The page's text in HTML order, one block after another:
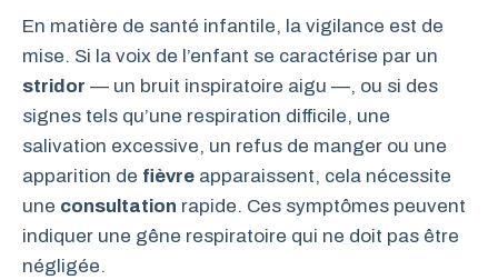
En matière de santé infantile, la vigilance est de
mise. Si la voix de l’enfant se caractérise par un
stridor — un bruit inspiratoire aigu —, ou si des
signes tels qu’une respiration difficile, une
salivation excessive, un refus de manger ou une
apparition de fièvre apparaissent, cela nécessite
une consultation rapide. Ces symptômes peuvent
indiquer une gêne respiratoire qui ne doit pas être
négligée.